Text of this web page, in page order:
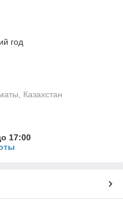
год
Казахстан
17:00